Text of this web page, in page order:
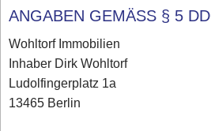
ANGABEN GEMÄSS § 5 DDG
Wohltorf Immobilien
Inhaber Dirk Wohltorf
Ludolfingerplatz 1a
13465 Berlin